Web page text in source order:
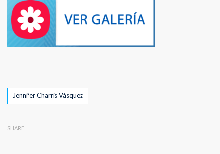
Tags
Jennifer Charris Vásquez
SHARE